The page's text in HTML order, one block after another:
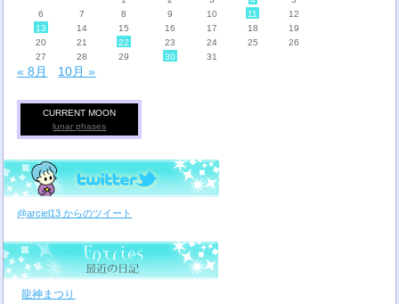
6
7 8 9 10 11
12
13
14 15 16 17 18
19
20
21 22 23 24 25
26
27
28 29 30 31
« 8月 10月 »
CURRENT MOON
lunar phases
@arciel13 からのツイート
龍神まつり